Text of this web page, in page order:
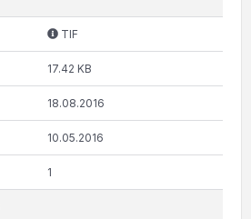
TIF
17.42 KB
18.08.2016
10.05.2016
1